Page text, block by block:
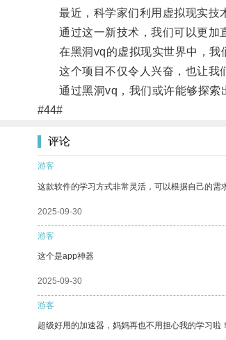
最近，科学家们利用虚拟现实技术
通过这一新技术，我们可以更加
在黑洞vq的虚拟现实世界中，我们
这个项目不仅令人兴奋，也让我
通过黑洞vq，我们或许能够探索
#44#
评论
游客
这款软件的学习方式非常灵活，可以根据自己的需
2025-09-30
游客
这个是app神器
2025-09-30
游客
超级好用的加速器，妈妈再也不用担心我的学习啦！